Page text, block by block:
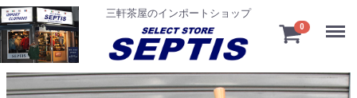
三軒茶屋のインポートショップ
0